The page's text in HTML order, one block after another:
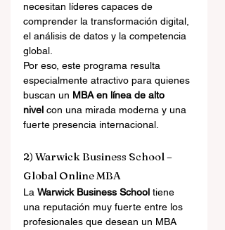
necesitan líderes capaces de
comprender la transformación digital,
el análisis de datos y la competencia
global.
Por eso, este programa resulta
especialmente atractivo para quienes
buscan un MBA en línea de alto
nivel con una mirada moderna y una
fuerte presencia internacional.
2) Warwick Business School –
Global Online MBA
La Warwick Business School tiene
una reputación muy fuerte entre los
profesionales que desean un MBA